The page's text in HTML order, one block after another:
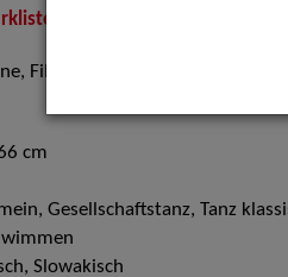
Film und TV
cm
Gesellschaftstanz, Tanz
Slowakisch